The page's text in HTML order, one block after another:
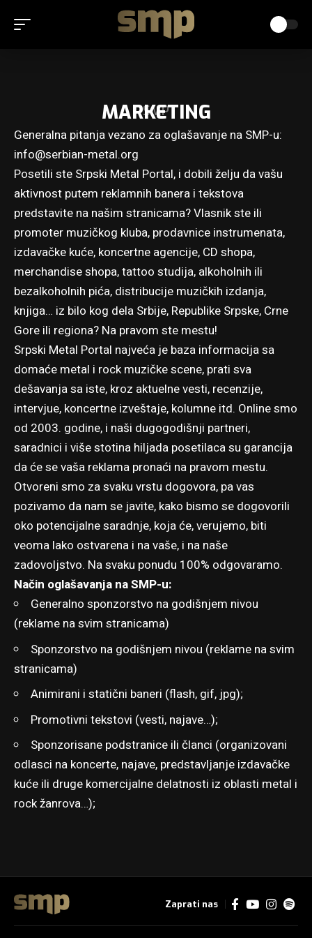
SMP
MARKETING
Generalna pitanja vezano za oglašavanje na SMP-u:
info@serbian-metal.org
Posetili ste Srpski Metal Portal, i dobili želju da vašu
aktivnost putem reklamnih banera i tekstova
predstavite na našim stranicama? Vlasnik ste ili
promoter muzičkog kluba, prodavnice instrumenata,
izdavačke kuće, koncertne agencije, CD shopa,
merchandise shopa, tattoo studija, alkoholnih ili
bezalkoholnih pića, distribucije muzičkih izdanja,
knjiga… iz bilo kog dela Srbije, Republike Srpske, Crne
Gore ili regiona? Na pravom ste mestu!
Srpski Metal Portal najveća je baza informacija sa
domaće metal i rock muzičke scene, prati sva
dešavanja sa iste, kroz aktuelne vesti, recenzije,
intervjue, koncertne izveštaje, kolumne itd. Online smo
od 2003. godine, i naši dugogodišnji partneri,
saradnici i više stotina hiljada posetilaca su garancija
da će se vaša reklama pronaći na pravom mestu.
Otvoreni smo za svaku vrstu dogovora, pa vas
pozivamo da nam se javite, kako bismo se dogovorili
oko potencijalne saradnje, koja će, verujemo, biti
veoma lako ostvarena i na vaše, i na naše
zadovoljstvo. Na svaku ponudu 100% odgovaramo.
Način oglašavanja na SMP-u:
Generalno sponzorstvo na godišnjem nivou
(reklame na svim stranicama)
Sponzorstvo na godišnjem nivou (reklame na svim
stranicama)
Animirani i statični baneri (flash, gif, jpg);
Promotivni tekstovi (vesti, najave…);
Sponzorisane podstranice ili članci (organizovani
odlasci na koncerte, najave, predstavljanje izdavačke
kuće ili druge komercijalne delatnosti iz oblasti metal i
rock žanrova…);
Zaprati nas